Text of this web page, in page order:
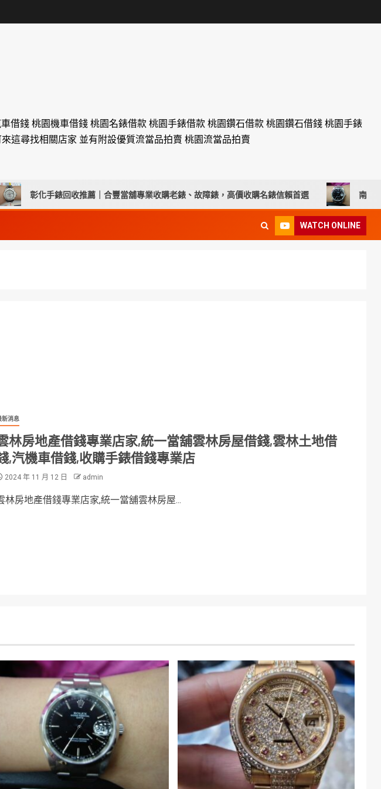
借錢 桃園機車借錢 桃園名錶借款 桃園手錶借款 桃園鑽石借款 桃園鑽石借錢 桃園手錶
這尋找相關店家 並有附設優質流當品拍賣 桃園流當品拍賣
彰化手錶回收推薦｜合豐當舖專業收購老錶、故障錶，高價收購名錶信賴首選 南投流當手
WATCH ONLINE
新消息
林房地產借錢專業店家,統一當舖雲林房屋借錢,雲林土地借
,汽機車借錢,收購手錶借錢專業店
2024 年 11 月 12 日 admin
林房地產借錢專業店家,統一當舖雲林房屋...